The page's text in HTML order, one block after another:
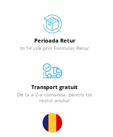
Perioada Retur
In 14 zile prin Formular Retur
Transport gratuit
De la a 2-a comanda, pentru tot
restul anului!